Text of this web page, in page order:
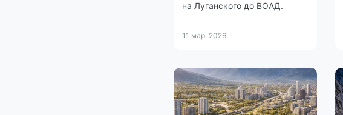
на Луганского до ВОАД.
11 мар. 2026